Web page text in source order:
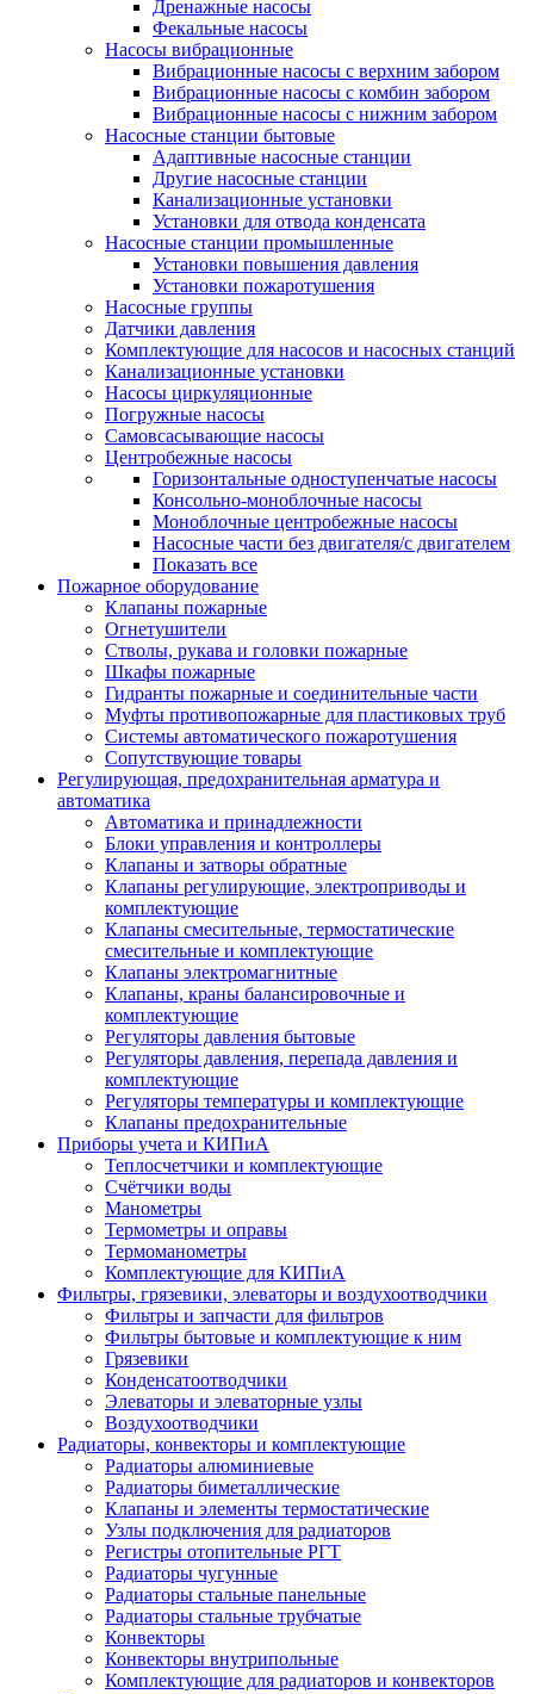
Дренажные насосы
Фекальные насосы
Насосы вибрационные
Вибрационные насосы с верхним забором
Вибрационные насосы с комбин забором
Вибрационные насосы с нижним забором
Насосные станции бытовые
Адаптивные насосные станции
Другие насосные станции
Канализационные установки
Установки для отвода конденсата
Насосные станции промышленные
Установки повышения давления
Установки пожаротушения
Насосные группы
Датчики давления
Комплектующие для насосов и насосных станций
Канализационные установки
Насосы циркуляционные
Погружные насосы
Самовсасывающие насосы
Центробежные насосы
Горизонтальные одноступенчатые насосы
Консольно-моноблочные насосы
Моноблочные центробежные насосы
Насосные части без двигателя/с двигателем
Показать все
Пожарное оборудование
Клапаны пожарные
Огнетушители
Стволы, рукава и головки пожарные
Шкафы пожарные
Гидранты пожарные и соединительные части
Муфты противопожарные для пластиковых труб
Системы автоматического пожаротушения
Сопутствующие товары
Регулирующая, предохранительная арматура и
автоматика
Автоматика и принадлежности
Блоки управления и контроллеры
Клапаны и затворы обратные
Клапаны регулирующие, электроприводы и
комплектующие
Клапаны смесительные, термостатические
смесительные и комплектующие
Клапаны электромагнитные
Клапаны, краны балансировочные и
комплектующие
Регуляторы давления бытовые
Регуляторы давления, перепада давления и
комплектующие
Регуляторы температуры и комплектующие
Клапаны предохранительные
Приборы учета и КИПиА
Теплосчетчики и комплектующие
Счётчики воды
Манометры
Термометры и оправы
Термоманометры
Комплектующие для КИПиА
Фильтры, грязевики, элеваторы и воздухоотводчики
Фильтры и запчасти для фильтров
Фильтры бытовые и комплектующие к ним
Грязевики
Конденсатоотводчики
Элеваторы и элеваторные узлы
Воздухоотводчики
Радиаторы, конвекторы и комплектующие
Радиаторы алюминиевые
Радиаторы биметаллические
Клапаны и элементы термостатические
Узлы подключения для радиаторов
Регистры отопительные РГТ
Радиаторы чугунные
Радиаторы стальные панельные
Радиаторы стальные трубчатые
Конвекторы
Конвекторы внутрипольные
Комплектующие для радиаторов и конвекторов